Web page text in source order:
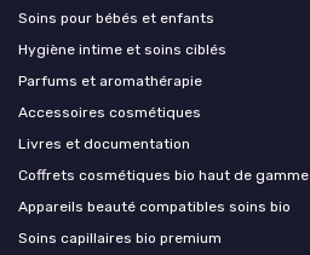
Soins pour bébés et enfants
Hygiène intime et soins ciblés
Parfums et aromathérapie
Accessoires cosmétiques
Livres et documentation
Coffrets cosmétiques bio haut de gamme
Appareils beauté compatibles soins bio
Soins capillaires bio premium